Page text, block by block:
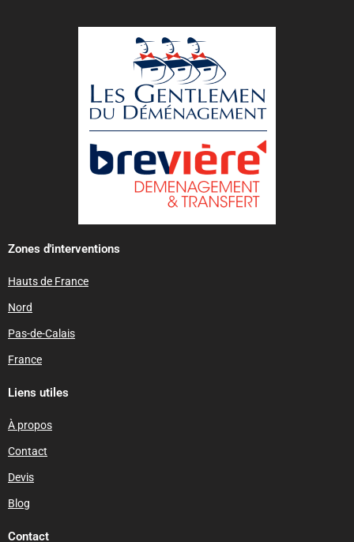
Zones d'interventions
Hauts de France
Nord
Pas-de-Calais
France
Liens utiles
À propos
Contact
Devis
Blog
Contact